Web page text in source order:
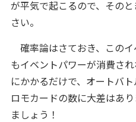
が平気で起こるので、その
さい。
確率論はさておき、この
もイベントパワーが消費さ
にかかるだけで、オートバ
ロモカードの数に大差はあ
ましょう！